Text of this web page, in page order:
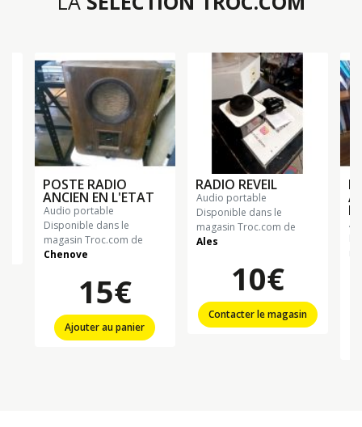
POSTE RADIO
ANCIEN EN L'ETAT
audio portable
Disponible dans le
magasin Troc.com de
Chenove
15€
Ajouter au panier
RADIO REVEIL
audio portable
Disponible dans le
magasin Troc.com de
Ales
10€
Contacter le magasin